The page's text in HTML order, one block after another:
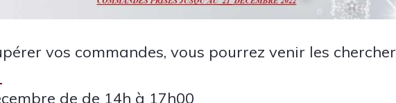
vos commandes, vous pourrez venir les chercher
de de 14h à 17h00